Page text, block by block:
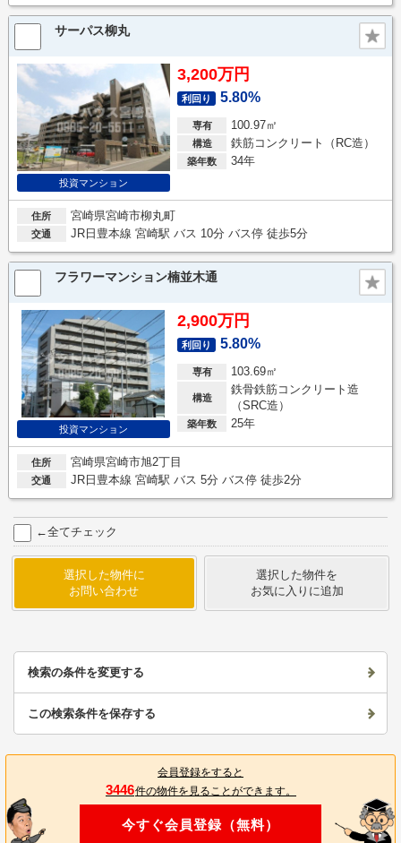
サーパス柳丸
投資マンション
3,200万円
利回り 5.80%
専有 100.97㎡
構造 鉄筋コンクリート（RC造）
築年数 34年
住所 宮崎県宮崎市柳丸町
交通 JR日豊本線 宮崎駅 バス 10分 バス停 徒歩5分
フラワーマンション楠並木通
投資マンション
2,900万円
利回り 5.80%
専有 103.69㎡
構造
鉄骨鉄筋コンクリート造
（SRC造）
築年数 25年
住所 宮崎県宮崎市旭2丁目
交通 JR日豊本線 宮崎駅 バス 5分 バス停 徒歩2分
←全てチェック
選択した物件に
お問い合わせ
選択した物件を
お気に入りに追加
検索の条件を変更する
この検索条件を保存する
会員登録をすると
3446件の物件を見ることができます。
今すぐ会員登録（無料）